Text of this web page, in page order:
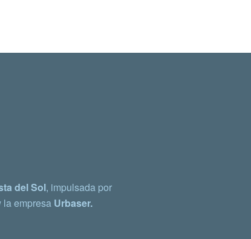
del Sol, impulsada por
la empresa Urbaser.